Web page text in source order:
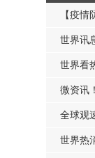
【疫
举保证
世界讯
隅
世界看
线贯通
微资讯
情之机
全球观
苗免疫
世界热